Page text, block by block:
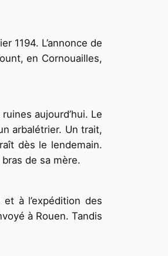
1194. L’annonce de
en Cornouailles,
aujourd’hui. Le
arbalétrier. Un trait,
dès le lendemain.
de sa mère.
à l’expédition des
à Rouen. Tandis